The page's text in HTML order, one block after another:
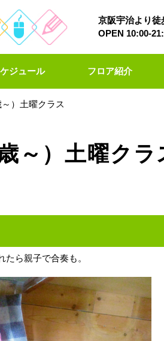
京阪宇治より
OPEN 10:00-
ジュール フロア紹介
）土曜クラス
～）土曜クラ
ら親子で合奏も。